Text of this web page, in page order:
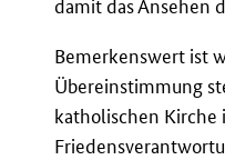
damit das Ansehen
Bemerkenswert ist
Übereinstimmung
katholischen Kirche